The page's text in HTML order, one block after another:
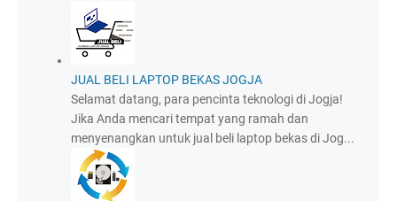
JUAL BELI LAPTOP BEKAS JOGJA
Selamat datang, para pencinta teknologi di Jogja!
Jika Anda mencari tempat yang ramah dan
menyenangkan untuk jual beli laptop bekas di Jog...